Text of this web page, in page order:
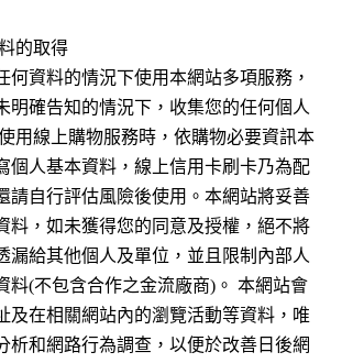
的取得
何資料的情況下使用本網站多項服務，
明確告知的情況下，收集您的任何個人
用線上購物服務時，依購物必要資訊本
個人基本資料，線上信用卡刷卡乃為配
請自行評估風險後使用。本網站將妥善
料，如未獲得您的同意及授權，絕不將
漏給其他個人及單位，並且限制內部人
料(不包含合作之金流廠商)。 本網站會
及在相關網站內的瀏覽活動等資料，唯
析和網路行為調查，以便於改善日後網